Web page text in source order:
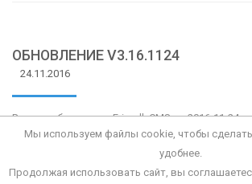
ОБНОВЛЕНИЕ V3.16.1124
24.11.2016
Вышло обновление FriendlyCMS от 2016-11-24
ПОДРОБНЕЕ
update dashboard мобильное
Мы используем файлы cookie, чтобы
удобнее.
Продолжая использовать сайт, вы